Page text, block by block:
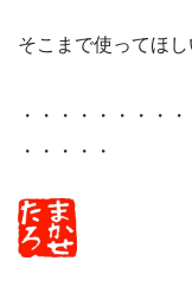
そこまで使ってほ
・・・・・・・・
・・・・・